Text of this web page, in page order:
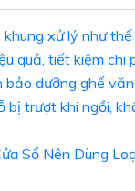
xử lý như thế
quả, tiết kiệm chi
bảo dưỡng ghế
bị trượt khi ngồi,
Sổ Nên Dùng